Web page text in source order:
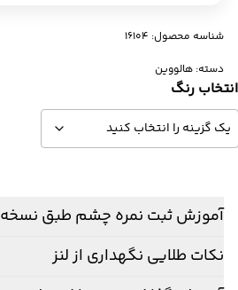
شناسه محصول: 16104
دسته: هالووین
انتخاب رنگ
آموزش ثبت نمره چشم طبق نسخه
نکات طلایی نگهداری از لنز